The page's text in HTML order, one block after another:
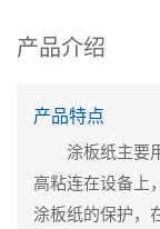
产品介绍
产品特点
涂板纸主要
高粘连在设备上
涂板纸的保护，